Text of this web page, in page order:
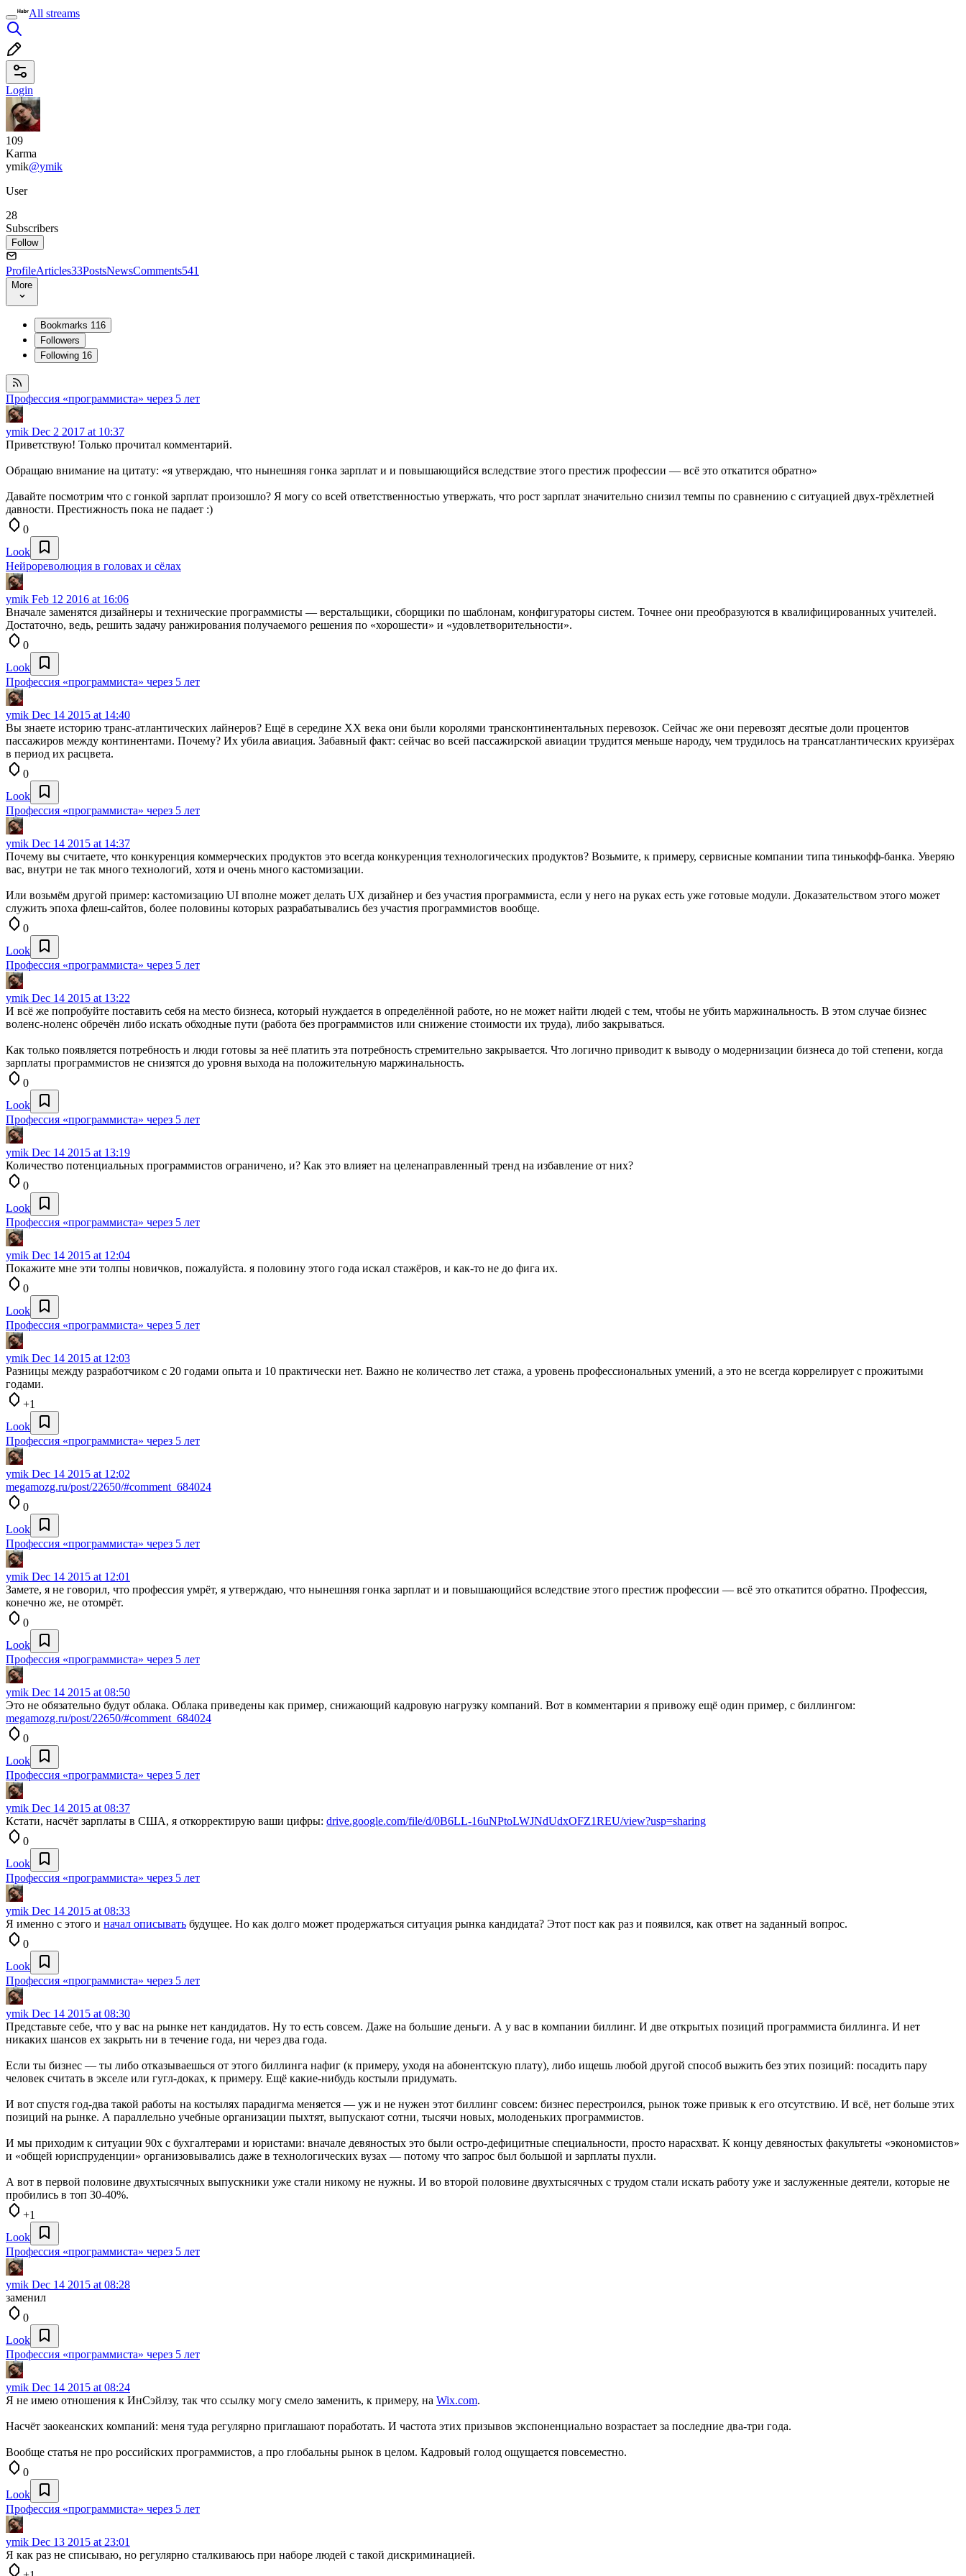
All streams
Login
109
Karma
ymik@ymik
User
28
Subscribers
Follow
ProfileArticles33PostsNewsComments541
More
Bookmarks 116
Followers
Following 16
Профессия «программиста» через 5 лет
ymik Dec 2 2017 at 10:37
Приветствую! Только прочитал комментарий.
Обращаю внимание на цитату: «я утверждаю, что нынешняя гонка зарплат и и повышающийся вследствие этого престиж профессии — всё это откатится обратно»
Давайте посмотрим что с гонкой зарплат произошло? Я могу со всей ответственностью утвержать, что рост зарплат значительно снизил темпы по сравнению с ситуацией двух-трёхлетней
давности. Престижность пока не падает :)
0
Look
Нейрореволюция в головах и сёлах
ymik Feb 12 2016 at 16:06
Вначале заменятся дизайнеры и технические программисты — верстальщики, сборщики по шаблонам, конфигураторы систем. Точнее они преобразуются в квалифицированных учителей.
Достаточно, ведь, решить задачу ранжирования получаемого решения по «хорошести» и «удовлетворительности».
0
Look
Профессия «программиста» через 5 лет
ymik Dec 14 2015 at 14:40
Вы знаете историю транс-атлантических лайнеров? Ещё в середине XX века они были королями трансконтинентальных перевозок. Сейчас же они перевозят десятые доли процентов
пассажиров между континентами. Почему? Их убила авиация. Забавный факт: сейчас во всей пассажирской авиации трудится меньше народу, чем трудилось на трансатлантических круизёрах
в период их расцвета.
0
Look
Профессия «программиста» через 5 лет
ymik Dec 14 2015 at 14:37
Почему вы считаете, что конкуренция коммерческих продуктов это всегда конкуренция технологических продуктов? Возьмите, к примеру, сервисные компании типа тинькофф-банка. Уверяю
вас, внутри не так много технологий, хотя и очень много кастомизации.
Или возьмём другой пример: кастомизацию UI вполне может делать UX дизайнер и без участия программиста, если у него на руках есть уже готовые модули. Доказательством этого может
служить эпоха флеш-сайтов, более половины которых разрабатывались без участия программистов вообще.
0
Look
Профессия «программиста» через 5 лет
ymik Dec 14 2015 at 13:22
И всё же попробуйте поставить себя на место бизнеса, который нуждается в определённой работе, но не может найти людей с тем, чтобы не убить маржинальность. В этом случае бизнес
воленс-ноленс обречён либо искать обходные пути (работа без программистов или снижение стоимости их труда), либо закрываться.
Как только появляется потребность и люди готовы за неё платить эта потребность стремительно закрывается. Что логично приводит к выводу о модернизации бизнеса до той степени, когда
зарплаты программистов не снизятся до уровня выхода на положительную маржинальность.
0
Look
Профессия «программиста» через 5 лет
ymik Dec 14 2015 at 13:19
Количество потенциальных программистов ограничено, и? Как это влияет на целенаправленный тренд на избавление от них?
0
Look
Профессия «программиста» через 5 лет
ymik Dec 14 2015 at 12:04
Покажите мне эти толпы новичков, пожалуйста. я половину этого года искал стажёров, и как-то не до фига их.
0
Look
Профессия «программиста» через 5 лет
ymik Dec 14 2015 at 12:03
Разницы между разработчиком с 20 годами опыта и 10 практически нет. Важно не количество лет стажа, а уровень профессиональных умений, а это не всегда коррелирует с прожитыми
годами.
+1
Look
Профессия «программиста» через 5 лет
ymik Dec 14 2015 at 12:02
megamozg.ru/post/22650/#comment_684024
0
Look
Профессия «программиста» через 5 лет
ymik Dec 14 2015 at 12:01
Замете, я не говорил, что профессия умрёт, я утверждаю, что нынешняя гонка зарплат и и повышающийся вследствие этого престиж профессии — всё это откатится обратно. Профессия,
конечно же, не отомрёт.
0
Look
Профессия «программиста» через 5 лет
ymik Dec 14 2015 at 08:50
Это не обязательно будут облака. Облака приведены как пример, снижающий кадровую нагрузку компаний. Вот в комментарии я привожу ещё один пример, с биллингом:
megamozg.ru/post/22650/#comment_684024
0
Look
Профессия «программиста» через 5 лет
ymik Dec 14 2015 at 08:37
Кстати, насчёт зарплаты в США, я откорректирую ваши цифры: drive.google.com/file/d/0B6LL-16uNPtoLWJNdUdxOFZ1REU/view?usp=sharing
0
Look
Профессия «программиста» через 5 лет
ymik Dec 14 2015 at 08:33
Я именно с этого и начал описывать будущее. Но как долго может продержаться ситуация рынка кандидата? Этот пост как раз и появился, как ответ на заданный вопрос.
0
Look
Профессия «программиста» через 5 лет
ymik Dec 14 2015 at 08:30
Представьте себе, что у вас на рынке нет кандидатов. Ну то есть совсем. Даже на большие деньги. А у вас в компании биллинг. И две открытых позиций программиста биллинга. И нет
никаких шансов ех закрыть ни в течение года, ни через два года.
Если ты бизнес — ты либо отказываешься от этого биллинга нафиг (к примеру, уходя на абонентскую плату), либо ищешь любой другой способ выжить без этих позиций: посадить пару
человек считать в экселе или гугл-доках, к примеру. Ещё какие-нибудь костыли придумать.
И вот спустя год-два такой работы на костылях парадигма меняется — уж и не нужен этот биллинг совсем: бизнес перестроился, рынок тоже привык к его отсутствию. И всё, нет больше этих
позиций на рынке. А параллельно учебные организации пыхтят, выпускают сотни, тысячи новых, молоденьких программистов.
И мы приходим к ситуации 90х с бухгалтерами и юристами: вначале девяностых это были остро-дефицитные специальности, просто нарасхват. К концу девяностых факультеты «экономистов»
и «общей юриспруденции» организовывались даже в технологических вузах — потому что запрос был большой и зарплаты пухли.
А вот в первой половине двухтысячных выпускники уже стали никому не нужны. И во второй половине двухтысячных с трудом стали искать работу уже и заслуженные деятели, которые не
пробились в топ 30-40%.
+1
Look
Профессия «программиста» через 5 лет
ymik Dec 14 2015 at 08:28
заменил
0
Look
Профессия «программиста» через 5 лет
ymik Dec 14 2015 at 08:24
Я не имею отношения к ИнСэйлзу, так что ссылку могу смело заменить, к примеру, на Wix.com.
Насчёт заокеанских компаний: меня туда регулярно приглашают поработать. И частота этих призывов экспоненциально возрастает за последние два-три года.
Вообще статья не про российских программистов, а про глобальны рынок в целом. Кадровый голод ощущается повсеместно.
0
Look
Профессия «программиста» через 5 лет
ymik Dec 13 2015 at 23:01
Я как раз не списываю, но регулярно сталкиваюсь при наборе людей с такой дискриминацией.